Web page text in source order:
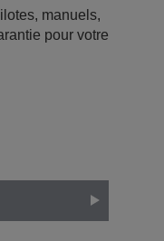
manuels,
pour votre